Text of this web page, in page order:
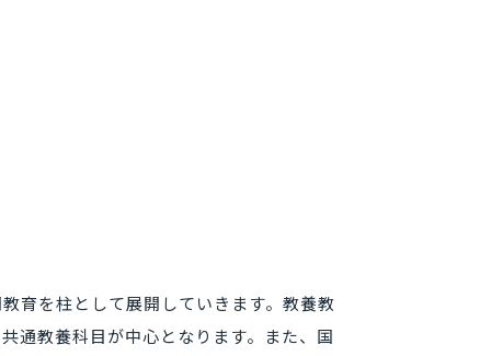
育を柱として展開していきます。教養教
通教養科目が中心となります。また、国